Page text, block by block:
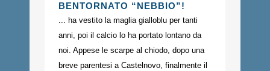
BENTORNATO “NEBBIO”!
... ha vestito la maglia gialloblu per tanti
anni, poi il calcio lo ha portato lontano da
noi. Appese le scarpe al chiodo, dopo una
breve parentesi a Castelnovo, finalmente il